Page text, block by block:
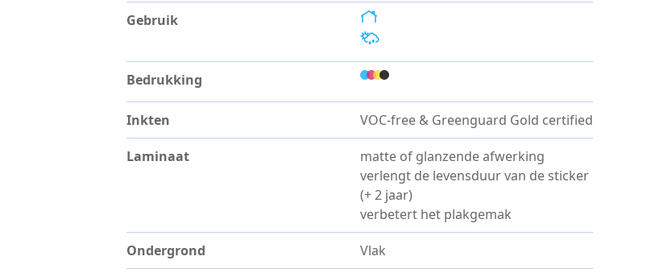
Gebruik
Bedrukking
Inkten VOC-free & Greenguard Gold certified
Laminaat
matte of glanzende afwerking
verlengt de levensduur van de sticker
(+ 2 jaar)
verbetert het plakgemak
Ondergrond Vlak